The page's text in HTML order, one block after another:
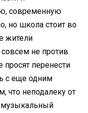
современную
но школа стоит во
жители
не против
просят перенести
с еще одним
что неподалеку от